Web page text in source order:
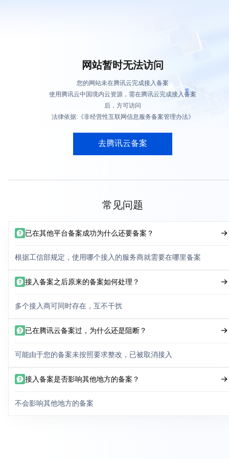
网站暂时无法访问
您的网站未在腾讯云完成接入备案
使用腾讯云中国境内云资源，需在腾讯云完成接入备案
后，方可访问
法律依据:《非经营性互联网信息服务备案管理办法》
去腾讯云备案
常见问题
已在其他平台备案成功为什么还要备案？
根据工信部规定，使用哪个接入的服务商就需要在哪里备案
接入备案之后原来的备案如何处理？
多个接入商可同时存在，互不干扰
已在腾讯云备案过，为什么还是阻断？
可能由于您的备案未按照要求整改，已被取消接入
接入备案是否影响其他地方的备案？
不会影响其他地方的备案